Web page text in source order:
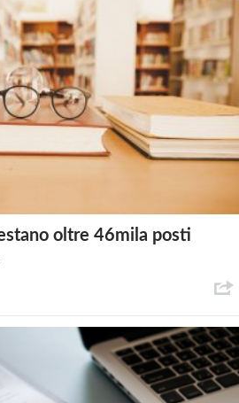
oltre 46mila posti